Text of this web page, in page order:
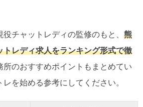
チャットレディの監修のもと、 熊
トレディ求人をランキング形式で徹
所のおすすめポイントもまとめてい
を始める参考にしてください。